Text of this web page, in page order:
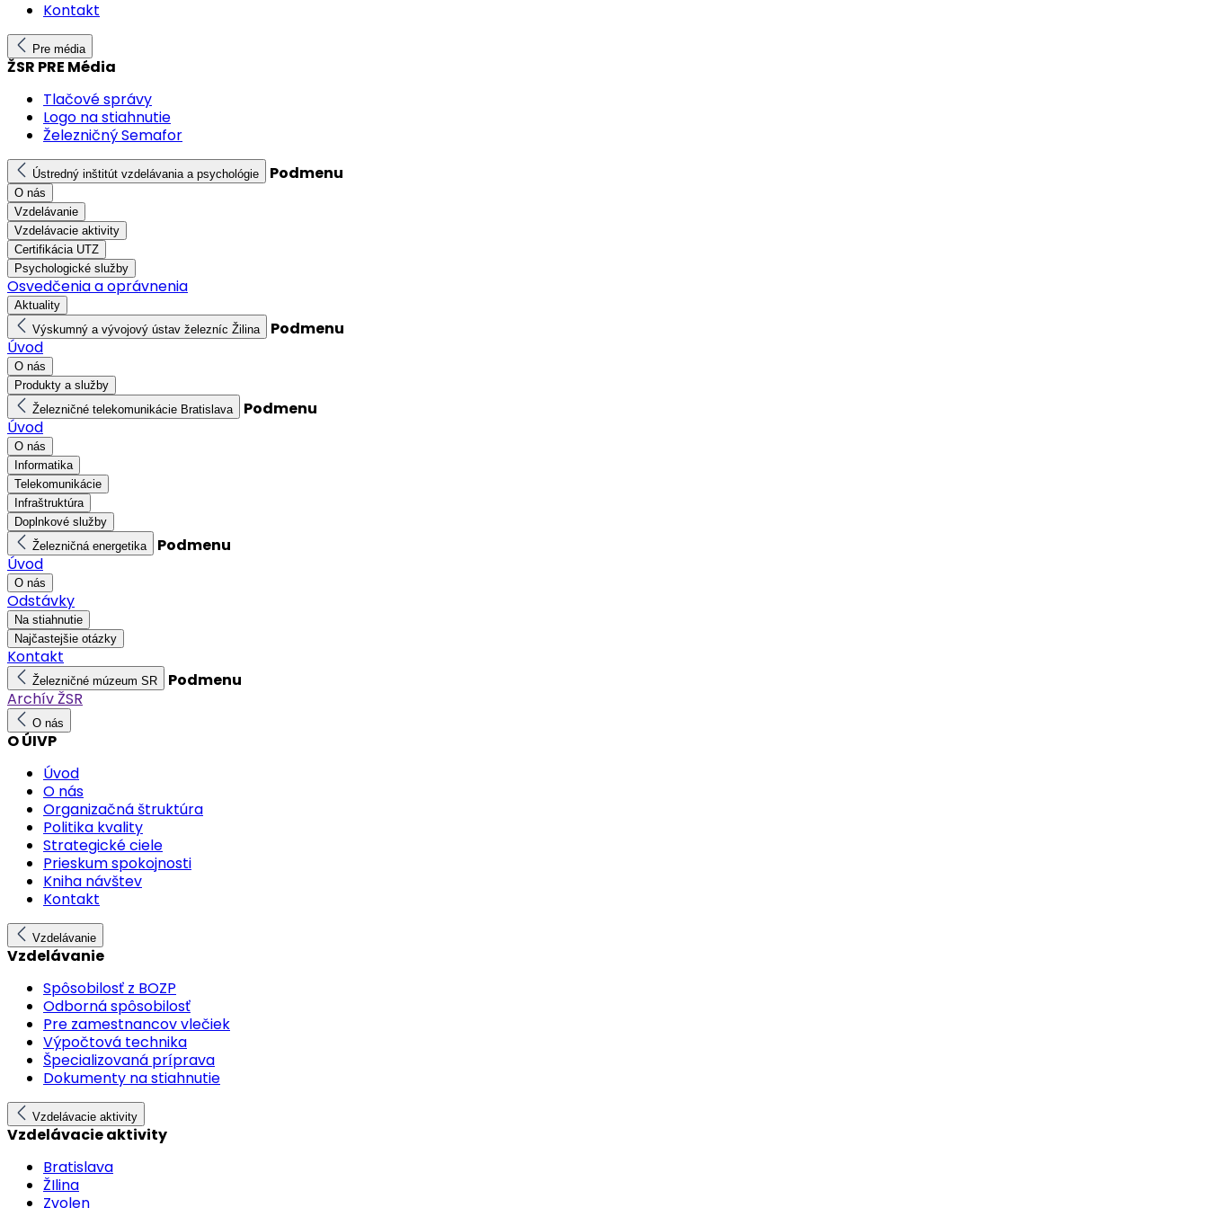
Kontakt
Pre média
ŽSR PRE Média
Tlačové správy
Logo na stiahnutie
Železničný Semafor
Ústredný inštitút vzdelávania a psychológie Podmenu
O nás
Vzdelávanie
Vzdelávacie aktivity
Certifikácia UTZ
Psychologické služby
Osvedčenia a oprávnenia
Aktuality
Výskumný a vývojový ústav železníc Žilina
Podmenu
Úvod
O nás
Produkty a služby
Železničné telekomunikácie Bratislava
Podmenu
Úvod
O nás
Informatika
Telekomunikácie
Infraštruktúra
Doplnkové služby
Železničná energetika
Podmenu
Úvod
O nás
Odstávky
Na stiahnutie
Najčastejšie otázky
Kontakt
Železničné múzeum SR
Podmenu
Archív ŽSR
O nás
O ÚIVP
Úvod
O nás
Organizačná štruktúra
Politika kvality
Strategické ciele
Prieskum spokojnosti
Kniha návštev
Kontakt
Vzdelávanie
Vzdelávanie
Spôsobilosť z BOZP
Odborná spôsobilosť
Pre zamestnancov vlečiek
Výpočtová technika
Špecializovaná príprava
Dokumenty na stiahnutie
Vzdelávacie aktivity
Vzdelávacie aktivity
Bratislava
ŽIlina
Zvolen